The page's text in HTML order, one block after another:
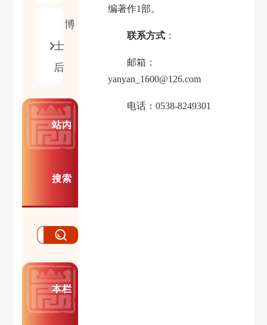
博
士
后
站内
搜索
本栏
编著作1部。
联系方式：
邮箱：
yanyan_1600@126.com
电话： 0538-8249301